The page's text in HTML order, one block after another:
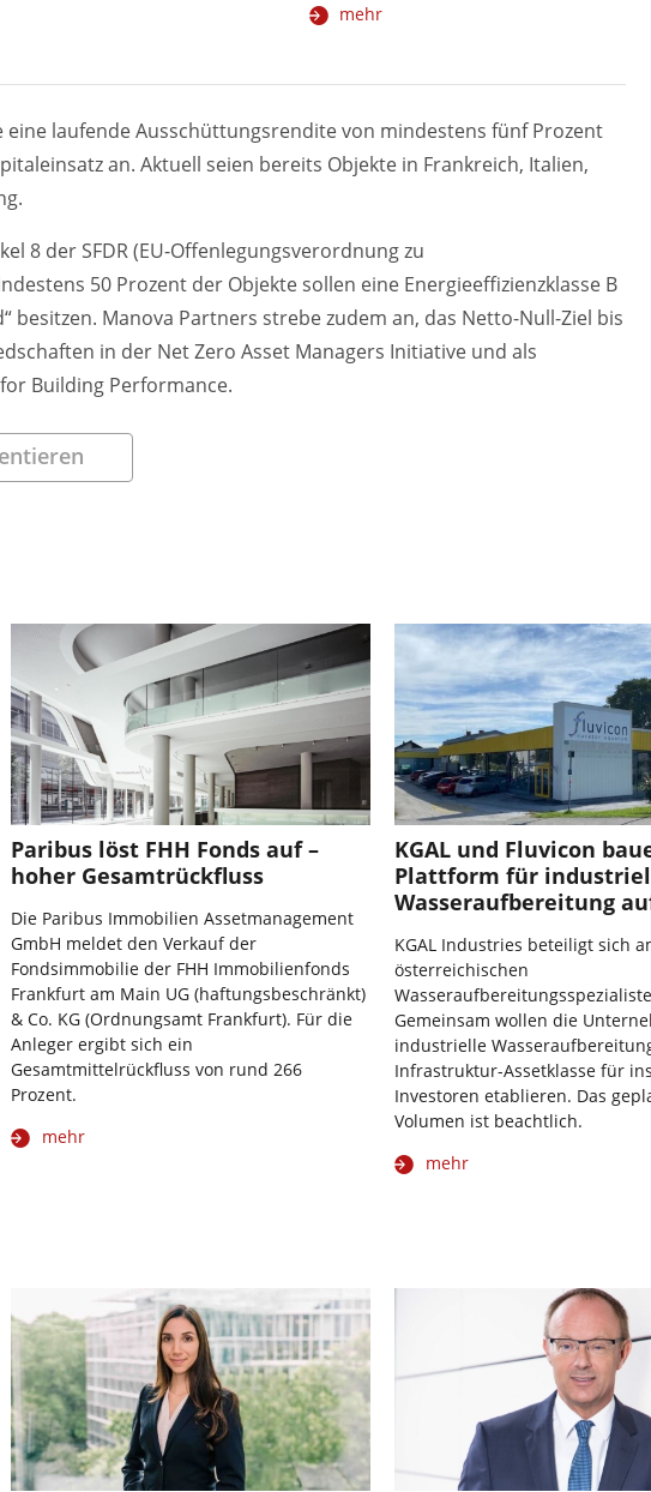
mehr
eine laufende Ausschüttungsrendite von mindestens fünf Prozent
an. Aktuell seien bereits Objekte in Frankreich, Italien,
8 der SFDR (EU-Offenlegungsverordnung zu
50 Prozent der Objekte sollen eine Energieeffizienzklasse B
besitzen. Manova Partners strebe zudem an, das Netto-Null-Ziel bis
in der Net Zero Asset Managers Initiative und als
Building Performance.
Paribus löst FHH Fonds auf –
hoher Gesamtrückfluss
Die Paribus Immobilien Assetmanagement
GmbH meldet den Verkauf der
Fondsimmobilie der FHH Immobilienfonds
Frankfurt am Main UG (haftungsbeschränkt)
& Co. KG (Ordnungsamt Frankfurt). Für die
Anleger ergibt sich ein
Gesamtmittelrückfluss von rund 266
Prozent.
mehr
KGAL und Fluvicon
Plattform für
Wasseraufbereitung
KGAL Industries beteiligt sich
österreichischen
Gemeinsam wollen die
industrielle
Infrastruktur-Assetklasse für
Investoren etablieren. Das
Volumen ist beachtlich.
mehr